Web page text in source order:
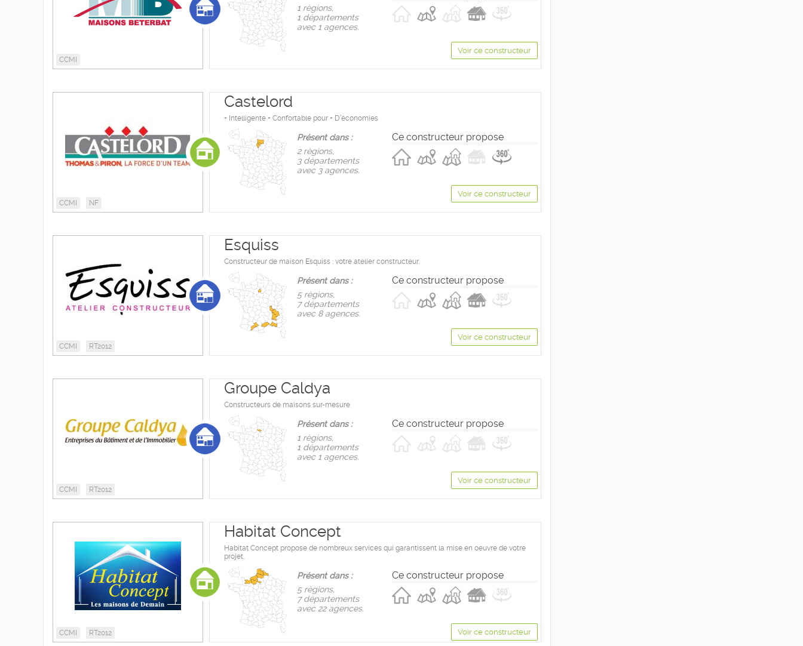
CCMI
1 règions,
1 départements
avec 1 agences.
Voir ce constructeur
CCMI NF
Castelord
+ Intelligente + Confortable pour + D’économies
Présent dans :
2 règions,
3 départements
avec 3 agences.
Ce constructeur propose
Voir ce constructeur
CCMI RT2012
Esquiss
Constructeur de maison Esquiss : votre atelier constructeur.
Présent dans :
5 règions,
7 départements
avec 8 agences.
Ce constructeur propose
Voir ce constructeur
CCMI RT2012
Groupe Caldya
Constructeurs de maisons sur-mesure
Présent dans :
1 règions,
1 départements
avec 1 agences.
Ce constructeur propose
Voir ce constructeur
CCMI RT2012
Habitat Concept
Habitat Concept propose de nombreux services qui garantissent la mise en oeuvre de votre
projet.
Présent dans :
5 règions,
7 départements
avec 22 agences.
Ce constructeur propose
Voir ce constructeur